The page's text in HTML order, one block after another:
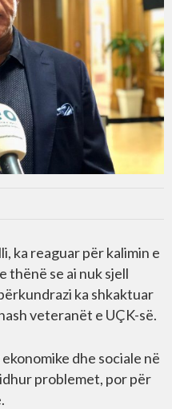
ka reaguar për kalimin e
thënë se ai nuk sjell
ka shkaktuar
veteranët e UÇK-së.
dhe sociale në
problemet, por për